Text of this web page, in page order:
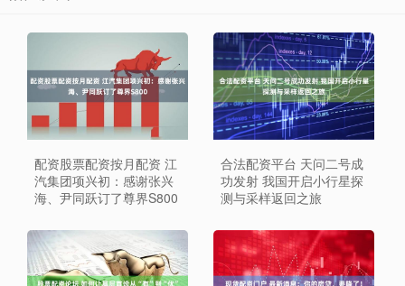
配资股票配资按月配资 江
汽集团项兴初：感谢张兴
海、尹同跃订了尊界S800
合法配资平台 天问二号成
功发射 我国开启小行星探
测与采样返回之旅